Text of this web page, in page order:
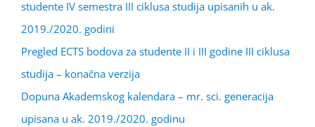
studente IV semestra III ciklusa studija upisanih u ak.
2019./2020. godini
Pregled ECTS bodova za studente II i III godine III ciklusa
studija – konačna verzija
Dopuna Akademskog kalendara – mr. sci. generacija
upisana u ak. 2019./2020. godinu